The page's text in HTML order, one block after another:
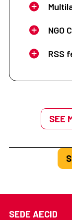
NGO
RSS
SEE
SEDE AECID